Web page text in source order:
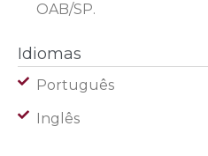
OAB/SP.
Idiomas
Português
Inglês